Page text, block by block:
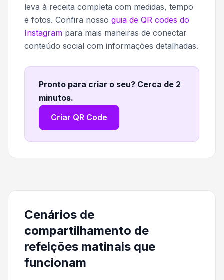
leva à receita completa com medidas, tempo
e fotos. Confira nosso guia de QR codes do
Instagram para mais maneiras de conectar
conteúdo social com informações detalhadas.
Pronto para criar o seu? Cerca de 2
minutos.
Criar QR Code
Cenários de
compartilhamento de
refeições matinais que
funcionam